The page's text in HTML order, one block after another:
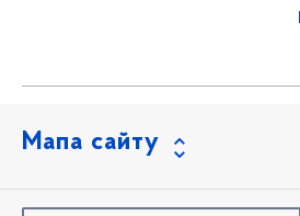
Мапа сайту